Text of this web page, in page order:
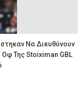
Να Διευθύνουν
Της Stoiximan GBL